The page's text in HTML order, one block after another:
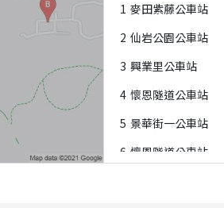
1 麥田紫藤公車站
2 仙岩公園公車站
3 興業里公車站
4 懷恩隧道公車站
5 景華街一公車站
6 懷恩隧道公車站